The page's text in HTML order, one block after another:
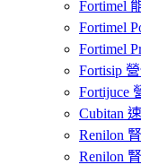
Fortimel
Fortimel
Fortimel
Fortisip
Fortijuce
Cubitan
Renilon
Renilon